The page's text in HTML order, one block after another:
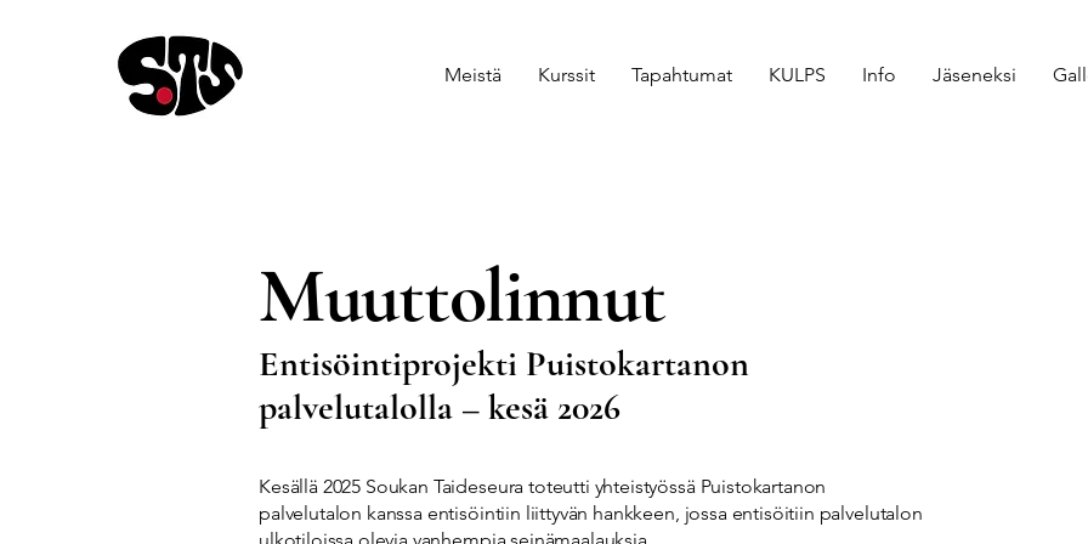
Meistä Kurssit Tapahtumat KULPS Info Jäseneksi
Muuttolinnut
Entisöintiprojekti Puistokartanon
palvelutalolla – kesä 2026
Kesällä 2025 Soukan Taideseura toteutti yhteistyössä Puistokartanon
palvelutalon kanssa entisöintiin liittyvän hankkeen, jossa entisöitiin palvelutalon